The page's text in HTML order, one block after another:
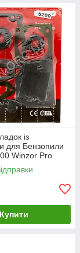
із
для Бензопили
Winzor Pro
Купити